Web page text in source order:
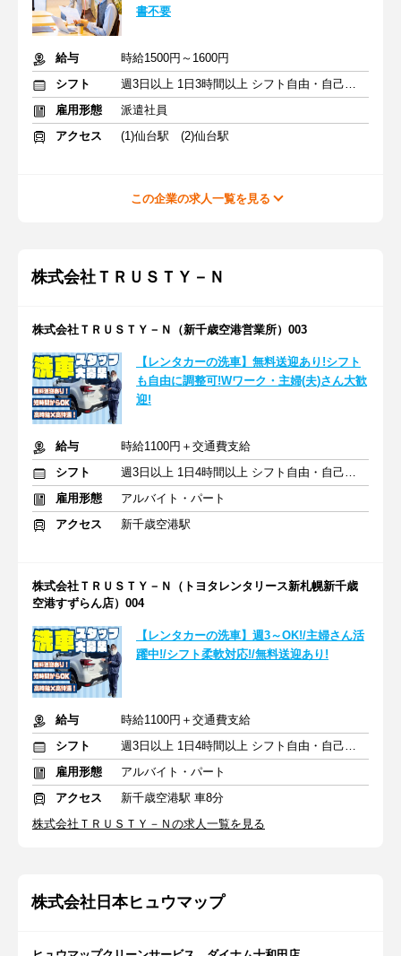
書不要
給与
時給1500円～1600円
シフト
週3日以上 1日3時間以上 シフト自由・自己申告
雇用形態
派遣社員
アクセス
(1)仙台駅 (2)仙台駅
この企業の求人一覧を見る
株式会社ＴＲＵＳＴＹ－Ｎ
株式会社ＴＲＵＳＴＹ－Ｎ（新千歳空港営業所）003
【レンタカーの洗車】無料送迎あり!シフト
も自由に調整可!Wワーク・主婦(夫)さん大歓
迎!
給与
時給1100円＋交通費支給
シフト
週3日以上 1日4時間以上 シフト自由・自己申告
雇用形態
アルバイト・パート
アクセス
新千歳空港駅
株式会社ＴＲＵＳＴＹ－Ｎ（トヨタレンタリース新札幌新千歳
空港すずらん店）004
【レンタカーの洗車】週3～OK!/主婦さん活
躍中!/シフト柔軟対応!/無料送迎あり!
給与
時給1100円＋交通費支給
シフト
週3日以上 1日4時間以上 シフト自由・自己申告
雇用形態
アルバイト・パート
アクセス
新千歳空港駅 車8分
株式会社ＴＲＵＳＴＹ－Ｎの求人一覧を見る
株式会社日本ヒュウマップ